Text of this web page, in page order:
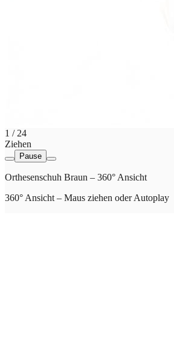
1 / 24
Ziehen
Pause
Orthesenschuh Braun – 360° Ansicht
360° Ansicht – Maus ziehen oder Autoplay